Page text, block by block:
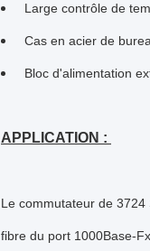
Large contrôle de
Cas en acier de
Bloc d'alimentation
APPLICATION :
Le commutateur de
fibre du port 1000Base-